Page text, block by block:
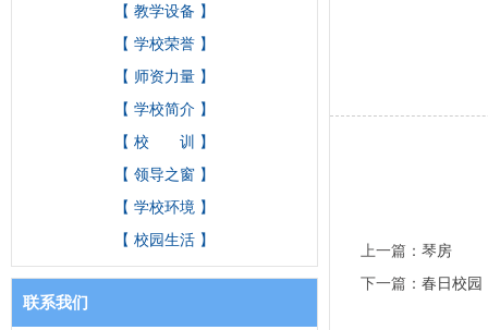
【 教学设备 】
【 学校荣誉 】
【 师资力量 】
【 学校简介 】
【 校 训 】
【 领导之窗 】
【 学校环境 】
【 校园生活 】
联系我们
上一篇： 琴房
下一篇： 春日校园